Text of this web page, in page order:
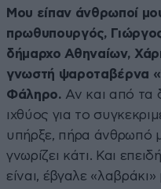
Μου είπαν άνθρωποί
πρωθυπουργός,
δήμαρχο Αθηναίων,
γνωστή ψαροταβέρνα
Φάληρο. Αν και από τα
ιχθύος για το
υπήρξε, πήρα άνθρωπό
γνωρίζει κάτι. Και
είναι, έβγαλε